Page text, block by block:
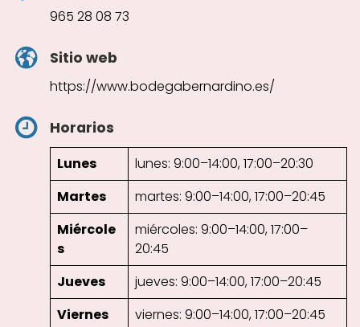
965 28 08 73
Sitio web
https://www.bodegabernardino.es/
Horarios
Lunes
lunes: 9:00–14:00, 17:00–20:30
Martes
martes: 9:00–14:00, 17:00–20:45
Miércole
s
miércoles: 9:00–14:00, 17:00–
20:45
Jueves
jueves: 9:00–14:00, 17:00–20:45
Viernes
viernes: 9:00–14:00, 17:00–20:45